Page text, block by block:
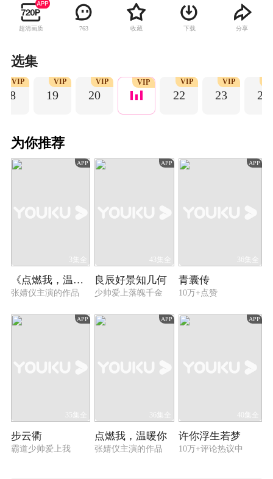
经重重磨难，命运深深地纠葛在一起，最终收获
了浪漫爱情的故事。
超清画质 763 收藏 下载 分享
选集
18
VIP
19
VIP
20
VIP VIP
22
VIP
23
VIP
24
为你推荐
APP
3集全
《点燃我，温暖你》心动全纪录
张婧仪主演的作品
APP
43集全
良辰好景知几何
少帅爱上落魄千金
APP
36集全
青囊传
10万+点赞
APP
35集全
步云衢
霸道少帅爱上我
APP
36集全
点燃我，温暖你
张婧仪主演的作品
APP
40集全
许你浮生若梦
10万+评论热议中